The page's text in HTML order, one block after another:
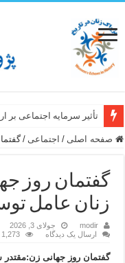
تأثیر سرمایه اجتماعی بر
سبک زندگی زن ایرانی از
صفحه اصلی / اجتماعی /
گفتمان روز
زنان عامل
modir جولای 3, 2026
ارسال یک دیدگاه
1,273 بازدید
گفتمان روز جهانی